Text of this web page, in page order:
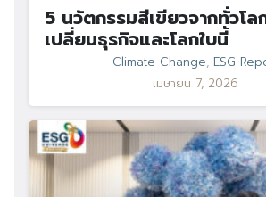
5 นวัตกรรมสีเขียวจากทั่วโล
เปลี่ยนธุรกิจและโลกใบนี้
Climate Change, ESG
เมษายน 7, 2026